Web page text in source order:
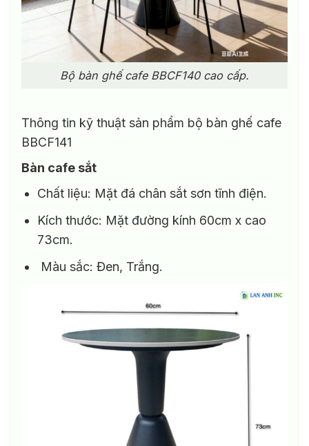
Bộ bàn ghế cafe BBCF140 cao cấp.
Thông tin kỹ thuật sản phẩm bộ bàn ghế cafe
BBCF141
Bàn cafe sắt
Chất liệu: Mặt đá chân sắt sơn tĩnh điện.
Kích thước: Mặt đường kính 60cm x cao
73cm.
Màu sắc: Đen, Trắng.